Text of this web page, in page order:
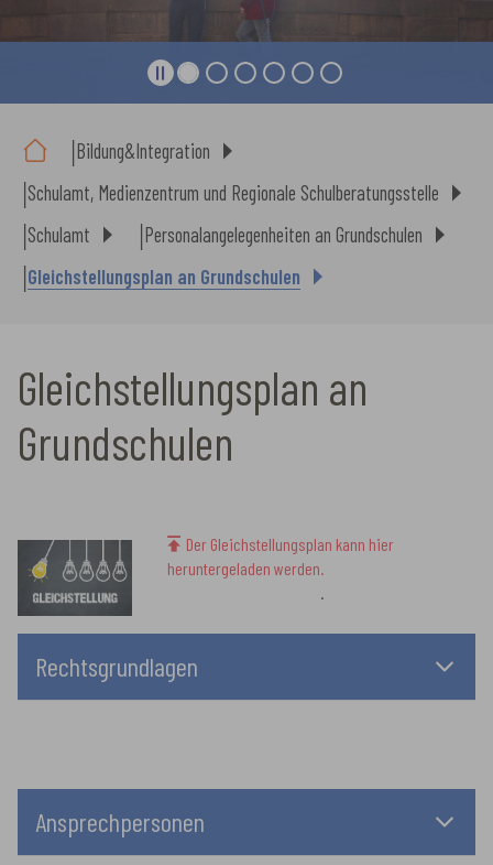
Bildung&Integration
Schulamt, Medienzentrum und Regionale Schulberatungsstelle
Schulamt
Personalangelegenheiten an Grundschulen
Gleichstellungsplan an Grundschulen
Gleichstellungsplan an
Grundschulen
Der Gleichstellungsplan kann hier
heruntergeladen werden.
.
Rechtsgrundlagen
Ansprechpersonen